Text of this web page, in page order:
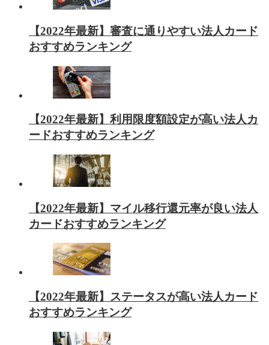
【2022年最新】審査に通りやすい法人カード
おすすめランキング
【2022年最新】利用限度額設定が高い法人カ
ードおすすめランキング
【2022年最新】マイル移行還元率が良い法人
カードおすすめランキング
【2022年最新】ステータスが高い法人カード
おすすめランキング